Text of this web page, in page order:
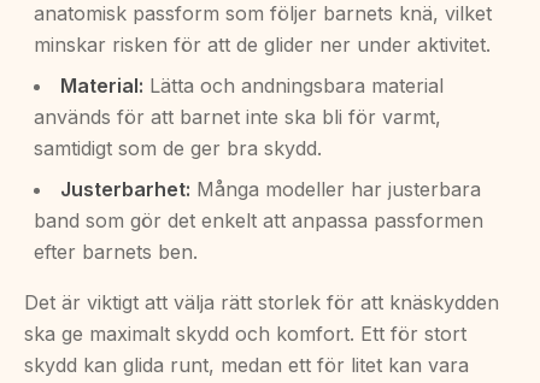
anatomisk passform som följer barnets knä, vilket
minskar risken för att de glider ner under aktivitet.
Material: Lätta och andningsbara material
används för att barnet inte ska bli för varmt,
samtidigt som de ger bra skydd.
Justerbarhet: Många modeller har justerbara
band som gör det enkelt att anpassa passformen
efter barnets ben.
Det är viktigt att välja rätt storlek för att knäskydden
ska ge maximalt skydd och komfort. Ett för stort
skydd kan glida runt, medan ett för litet kan vara